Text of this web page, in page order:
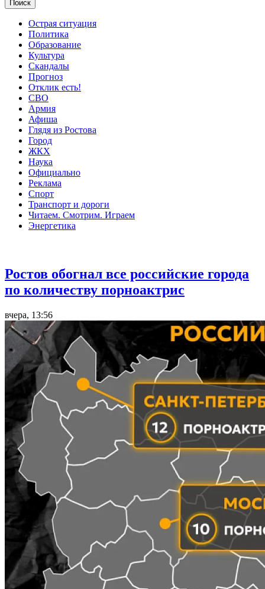
Острая ситуация
Политика
Образование
Культура
Скандалы
Прогноз
Отклик есть!
СВО
Армия
Афиша
Глядя из Ростова
Город
ЖКХ
Наука
Официально
Реклама
Спорт
Транспорт и дороги
Читаем. Смотрим. Играем
Энергетика
Ростов обогнал все российские города
по количеству порноактрис
вчера, 13:56